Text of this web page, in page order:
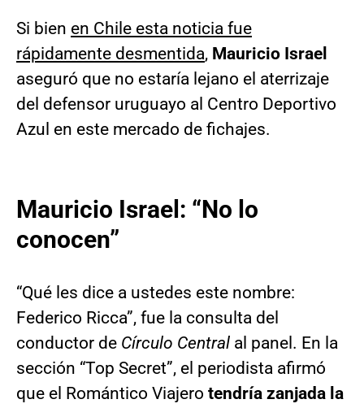
Si bien en Chile esta noticia fue
rápidamente desmentida, Mauricio Israel
aseguró que no estaría lejano el aterrizaje
del defensor uruguayo al Centro Deportivo
Azul en este mercado de fichajes.
Mauricio Israel: “No lo
conocen”
“Qué les dice a ustedes este nombre:
Federico Ricca”, fue la consulta del
conductor de Círculo Central al panel. En la
sección “Top Secret”, el periodista afirmó
que el Romántico Viajero tendría zanjada la